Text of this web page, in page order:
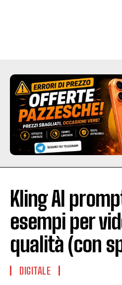
Kling AI
esempi per
qualità (con
DIGITALE